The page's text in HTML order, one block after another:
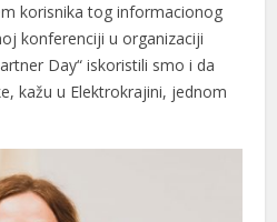
korisnika tog informacionog
konferenciji u organizaciji
Day“ iskoristili smo i da
kažu u Elektrokrajini, jednom